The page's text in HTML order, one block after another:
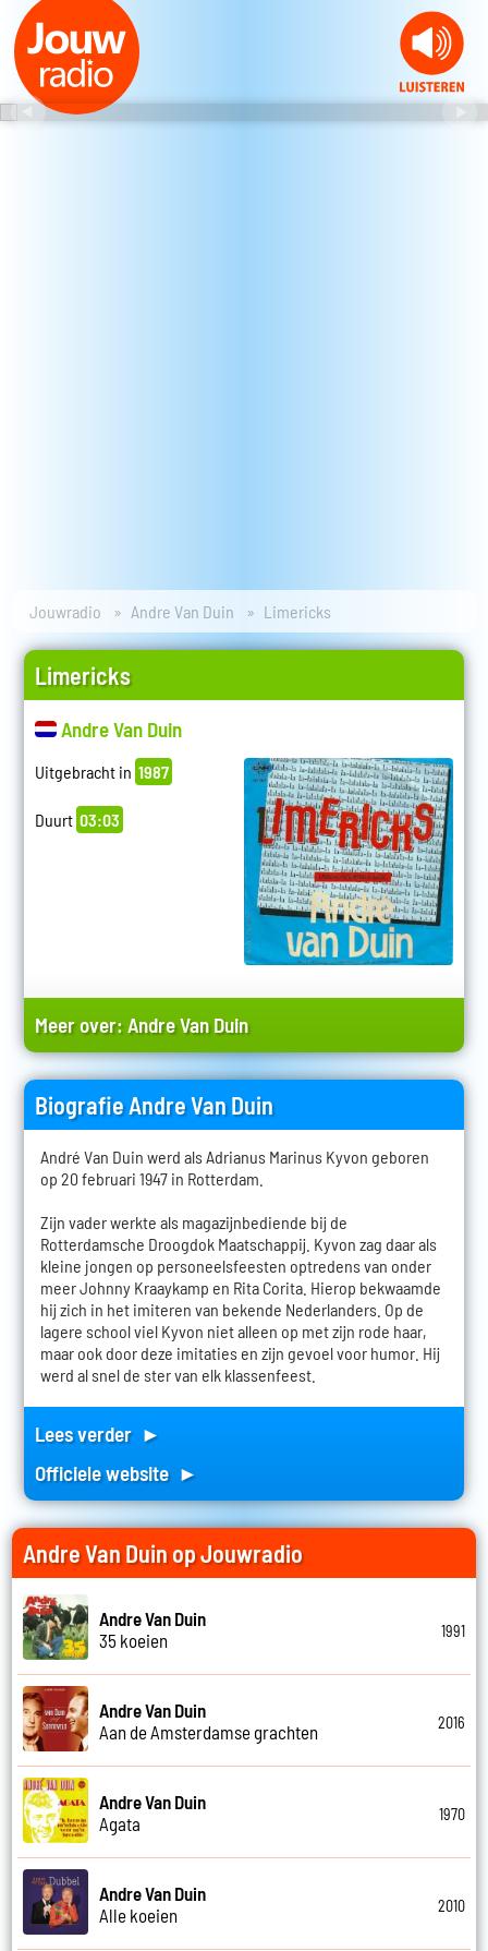
Jouwradio Andre Van Duin Limericks
Limericks
Andre Van Duin
Uitgebracht in 1987
Duurt 03:03
Meer over:Andre Van Duin
Biografie Andre Van Duin
André Van Duin werd als Adrianus Marinus Kyvon geboren
op 20 februari 1947 in Rotterdam.
Zijn vader werkte als magazijnbediende bij de
Rotterdamsche Droogdok Maatschappij. Kyvon zag daar als
kleine jongen op personeelsfeesten optredens van onder
meer Johnny Kraaykamp en Rita Corita. Hierop bekwaamde
hij zich in het imiteren van bekende Nederlanders. Op de
lagere school viel Kyvon niet alleen op met zijn rode haar,
maar ook door deze imitaties en zijn gevoel voor humor. Hij
werd al snel de ster van elk klassenfeest.
Lees verder ►
Officiele website ►
Andre Van Duin op Jouwradio
Andre Van Duin
35 koeien
1991
Andre Van Duin
Aan de Amsterdamse grachten
2016
Andre Van Duin
Agata
1970
Andre Van Duin
Alle koeien
2010